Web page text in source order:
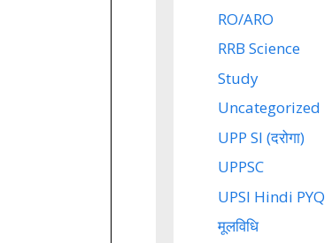
RO/ARO
RRB Science
Study
Uncategorized
UPP SI (दरोगा)
UPPSC
UPSI Hindi PYQ
मूलविधि